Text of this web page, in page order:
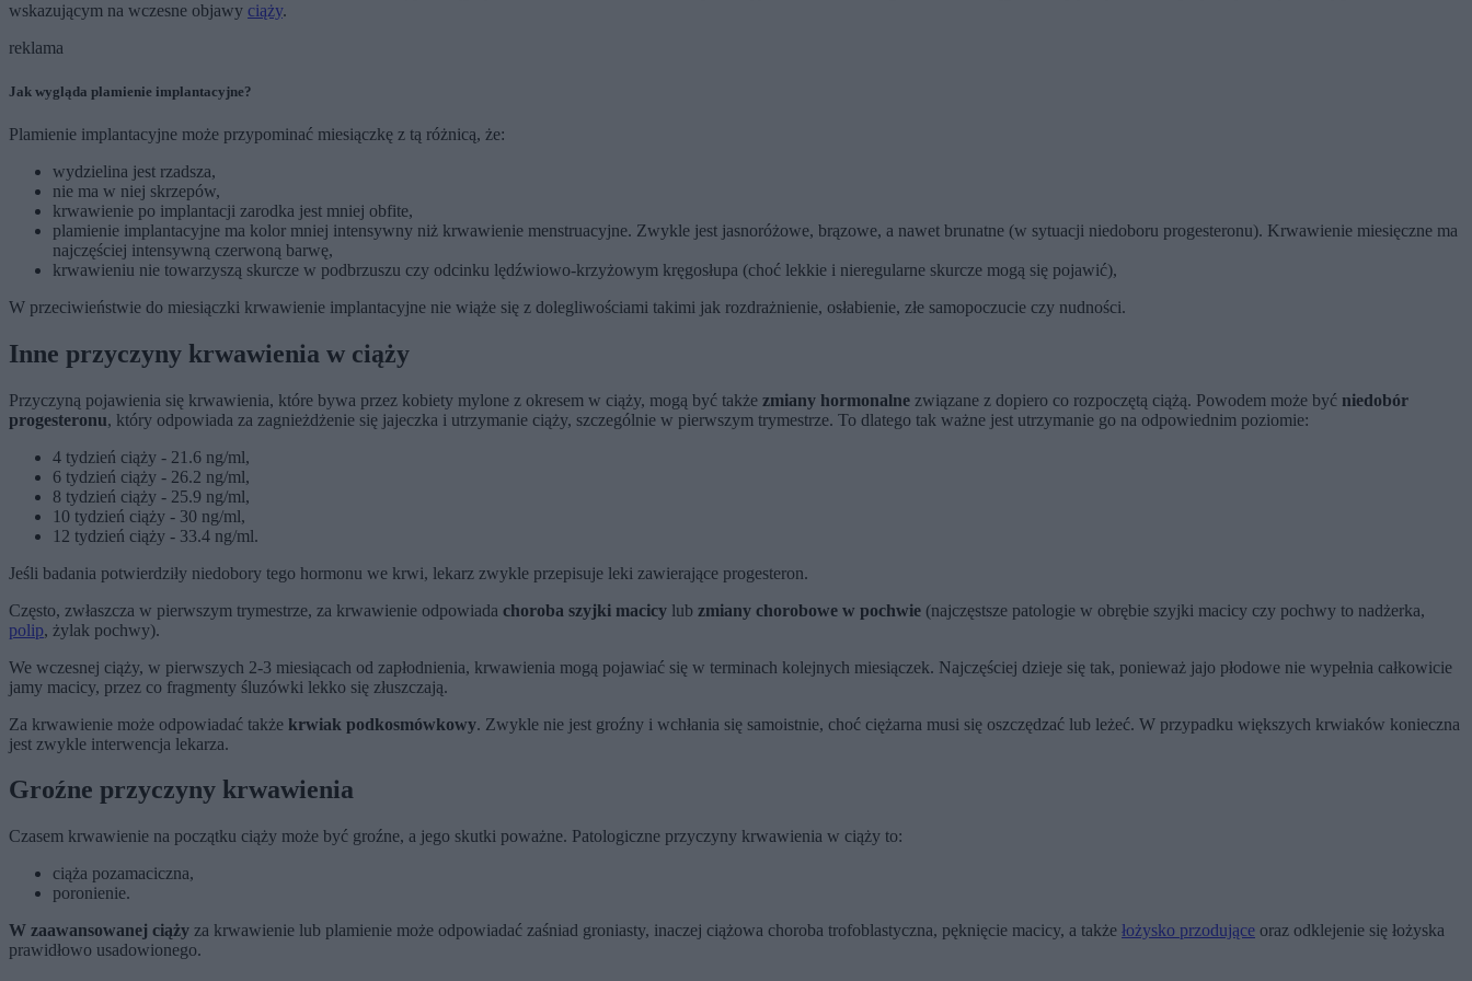
wskazującym na wczesne objawy ciąży.
reklama
Jak wygląda plamienie implantacyjne?
Plamienie implantacyjne może przypominać miesiączkę z tą różnicą, że:
wydzielina jest rzadsza,
nie ma w niej skrzepów,
krwawienie po implantacji zarodka jest mniej obfite,
plamienie implantacyjne ma kolor mniej intensywny niż krwawienie menstruacyjne. Zwykle jest jasnoróżowe, brązowe, a nawet brunatne (w sytuacji niedoboru progesteronu). Krwawienie miesięczne ma
najczęściej intensywną czerwoną barwę,
krwawieniu nie towarzyszą skurcze w podbrzuszu czy odcinku lędźwiowo-krzyżowym kręgosłupa (choć lekkie i nieregularne skurcze mogą się pojawić),
W przeciwieństwie do miesiączki krwawienie implantacyjne nie wiąże się z dolegliwościami takimi jak rozdrażnienie, osłabienie, złe samopoczucie czy nudności.
Inne przyczyny krwawienia w ciąży
Przyczyną pojawienia się krwawienia, które bywa przez kobiety mylone z okresem w ciąży, mogą być także zmiany hormonalne związane z dopiero co rozpoczętą ciążą. Powodem może być niedobór
progesteronu, który odpowiada za zagnieżdżenie się jajeczka i utrzymanie ciąży, szczególnie w pierwszym trymestrze. To dlatego tak ważne jest utrzymanie go na odpowiednim poziomie:
4 tydzień ciąży - 21.6 ng/ml,
6 tydzień ciąży - 26.2 ng/ml,
8 tydzień ciąży - 25.9 ng/ml,
10 tydzień ciąży - 30 ng/ml,
12 tydzień ciąży - 33.4 ng/ml.
Jeśli badania potwierdziły niedobory tego hormonu we krwi, lekarz zwykle przepisuje leki zawierające progesteron.
Często, zwłaszcza w pierwszym trymestrze, za krwawienie odpowiada choroba szyjki macicy lub zmiany chorobowe w pochwie (najczęstsze patologie w obrębie szyjki macicy czy pochwy to nadżerka,
polip, żylak pochwy).
We wczesnej ciąży, w pierwszych 2-3 miesiącach od zapłodnienia, krwawienia mogą pojawiać się w terminach kolejnych miesiączek. Najczęściej dzieje się tak, ponieważ jajo płodowe nie wypełnia całkowicie
jamy macicy, przez co fragmenty śluzówki lekko się złuszczają.
Za krwawienie może odpowiadać także krwiak podkosmówkowy. Zwykle nie jest groźny i wchłania się samoistnie, choć ciężarna musi się oszczędzać lub leżeć. W przypadku większych krwiaków konieczna
jest zwykle interwencja lekarza.
Groźne przyczyny krwawienia
Czasem krwawienie na początku ciąży może być groźne, a jego skutki poważne. Patologiczne przyczyny krwawienia w ciąży to:
ciąża pozamaciczna,
poronienie.
W zaawansowanej ciąży za krwawienie lub plamienie może odpowiadać zaśniad groniasty, inaczej ciążowa choroba trofoblastyczna, pęknięcie macicy, a także łożysko przodujące oraz odklejenie się łożyska
prawidłowo usadowionego.